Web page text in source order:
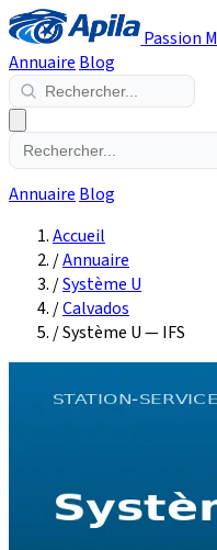
Passion
Annuaire Blog
Annuaire Blog
Accueil
/Annuaire
/Système U
/Calvados
/Système U — IFS